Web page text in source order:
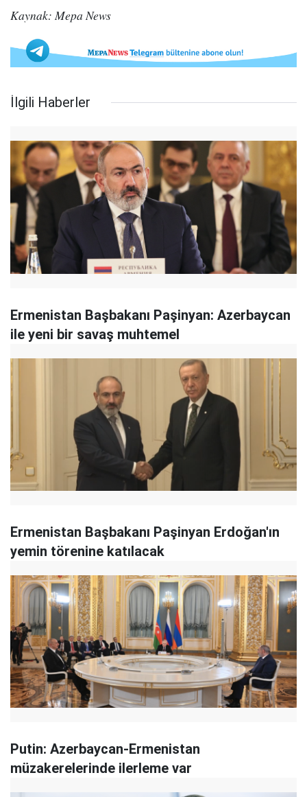
Kaynak: Mepa News
İlgili Haberler
Ermenistan Başbakanı Paşinyan: Azerbaycan
ile yeni bir savaş muhtemel
Ermenistan Başbakanı Paşinyan Erdoğan'ın
yemin törenine katılacak
Putin: Azerbaycan-Ermenistan
müzakerelerinde ilerleme var